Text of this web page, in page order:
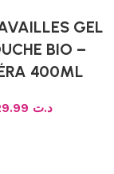
GEL
BIO –
400ML
د.ت